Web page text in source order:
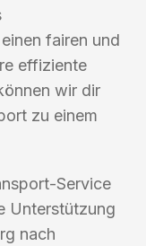
fairen und
effiziente
wir dir
zu einem
Service
Unterstützung
nach